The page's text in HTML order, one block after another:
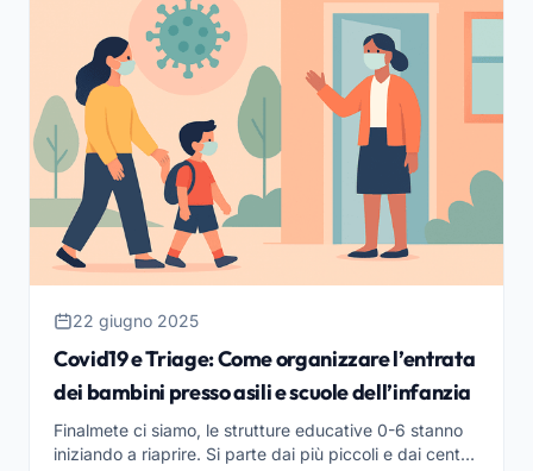
22 giugno 2025
Covid19 e Triage: Come organizzare l’entrata
dei bambini presso asili e scuole dell’infanzia
Finalmete ci siamo, le strutture educative 0-6 stanno
iniziando a riaprire. Si parte dai più piccoli e dai centri